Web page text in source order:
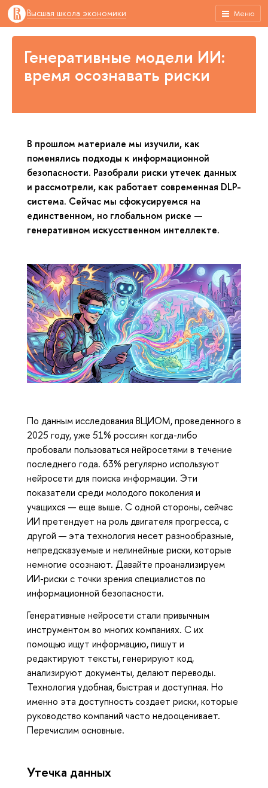
Меню
Высшая школа экономики
Генеративные модели ИИ:
время осознавать риски
В прошлом материале мы изучили, как
поменялись подходы к информационной
безопасности. Разобрали риски утечек данных
и рассмотрели, как работает современная DLP-
система. Сейчас мы сфокусируемся на
единственном, но глобальном риске —
генеративном искусственном интеллекте.
По данным исследования ВЦИОМ, проведенного в
2025 году, уже 51% россиян когда-либо
пробовали пользоваться нейросетями в течение
последнего года. 63% регулярно используют
нейросети для поиска информации. Эти
показатели среди молодого поколения и
учащихся — еще выше. С одной стороны, сейчас
ИИ претендует на роль двигателя прогресса, с
другой — эта технология несет разнообразные,
непредсказуемые и нелинейные риски, которые
немногие осознают. Давайте проанализируем
ИИ-риски с точки зрения специалистов по
информационной безопасности.
Генеративные нейросети стали привычным
инструментом во многих компаниях. С их
помощью ищут информацию, пишут и
редактируют тексты, генерируют код,
анализируют документы, делают переводы.
Технология удобная, быстрая и доступная. Но
именно эта доступность создает риски, которые
руководство компаний часто недооценивает.
Перечислим основные.
Утечка данных